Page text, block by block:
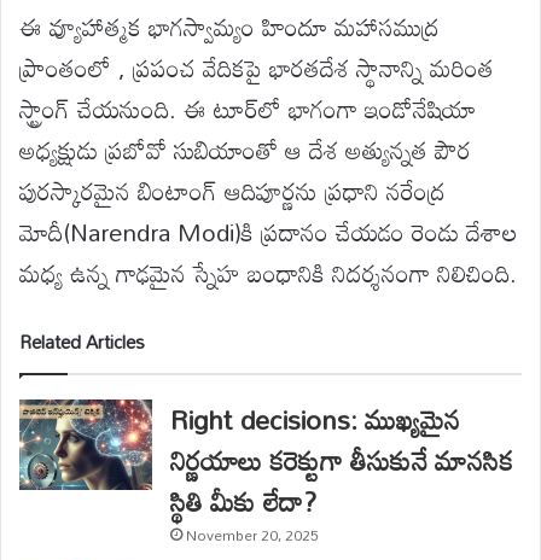
ఈ వ్యూహాత్మక భాగస్వామ్యం హిందూ మహాసముద్ర
ప్రాంతంలో , ప్రపంచ వేదికపై భారతదేశ స్థానాన్ని మరింత
స్ట్రాంగ్ చేయనుంది. ఈ టూర్‌లో భాగంగా ఇండోనేషియా
అధ్యక్షుడు ప్రబోవో సుబియాంతో ఆ దేశ అత్యున్నత పౌర
పురస్కారమైన బింటాంగ్ ఆదిపూర్ణను ప్రధాని నరేంద్ర
మోదీ(Narendra Modi)కి ప్రదానం చేయడం రెండు దేశాల
మధ్య ఉన్న గాఢమైన స్నేహ బంధానికి నిదర్శనంగా నిలిచింది.
Related Articles
Right decisions: ముఖ్యమైన
నిర్ణయాలు కరెక్టుగా తీసుకునే మానసిక
స్థితి మీకు లేదా?
November 20, 2025